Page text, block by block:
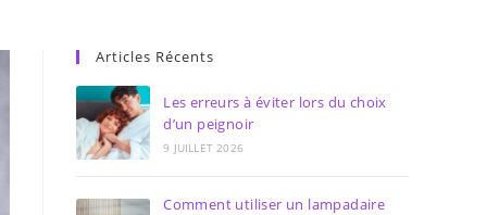
Articles Récents
Les erreurs à éviter lors du choix
d’un peignoir
9 JUILLET 2026
Comment utiliser un lampadaire